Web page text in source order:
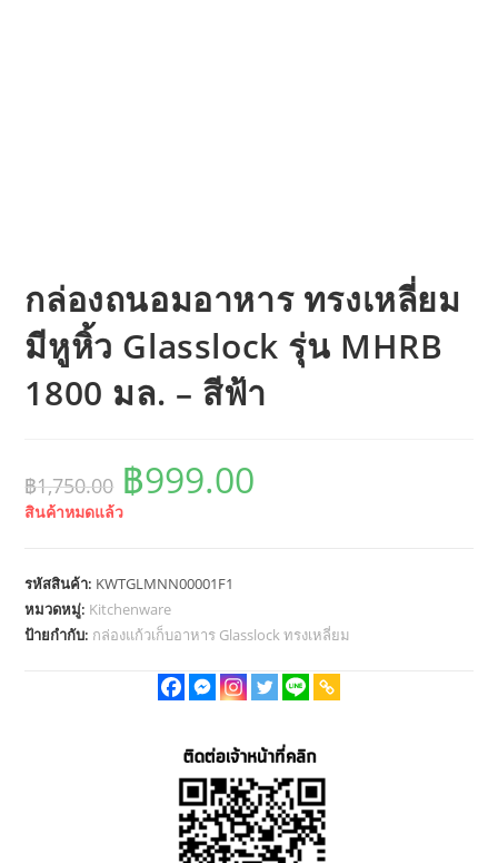
กล่องถนอมอาหาร ทรงเหลี่ยม
มีหูหิ้ว Glasslock รุ่น MHRB
1800 มล. – สีฟ้า
฿1,750.00
Original
price
was:
฿1,750.00.
฿999.00
สินค้าหมดแล้ว
รหัสสินค้า: KWTGLMNN00001F1
หมวดหมู่: Kitchenware
ป้ายกำกับ: กล่องแก้วเก็บอาหาร Glasslock ทรงเหลี่ยม